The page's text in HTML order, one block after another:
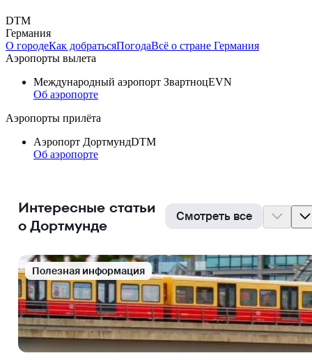
DTM
Германия
О городеКак добратьсяПогодаВсё о стране Германия
Аэропорты вылета
Международный аэропорт ЗвартноцEVN
Об аэропорте
Аэропорты прилёта
Аэропорт ДортмундDTM
Об аэропорте
Интересные статьи
о Дортмунде
Смотреть все
Полезная информация